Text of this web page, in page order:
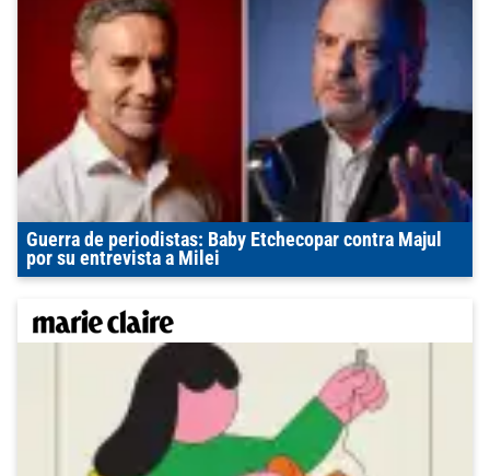
Guerra de periodistas: Baby Etchecopar contra Majul
por su entrevista a Milei